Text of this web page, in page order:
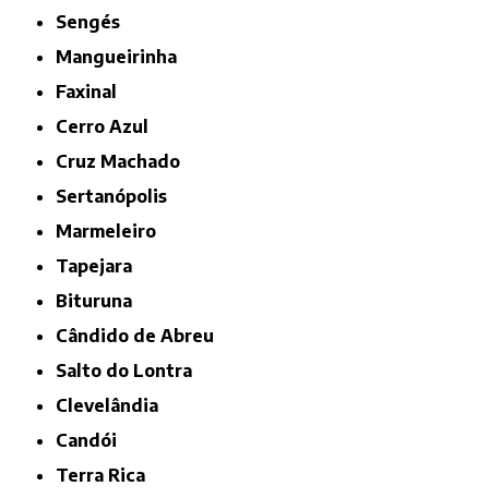
Sengés
Mangueirinha
Faxinal
Cerro Azul
Cruz Machado
Sertanópolis
Marmeleiro
Tapejara
Bituruna
Cândido de Abreu
Salto do Lontra
Clevelândia
Candói
Terra Rica